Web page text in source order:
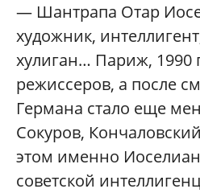
— Шантрапа Отар
художник,
хулиган… Париж, 1990
режиссеров, а после
Германа стало еще
Сокуров,
этом именно
советской